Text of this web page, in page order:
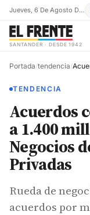
Jueves, 6 De Agosto De 2026
SANTANDER · DESDE 1942
Portada/tendencia/
TENDENCIA
Acuerdos
a 1.400
Negocios
Privadas
Rueda de
acuerdos por